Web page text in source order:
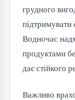
грудного
підтримувати
Водночас
продуктами
дає стійкого
Важливо